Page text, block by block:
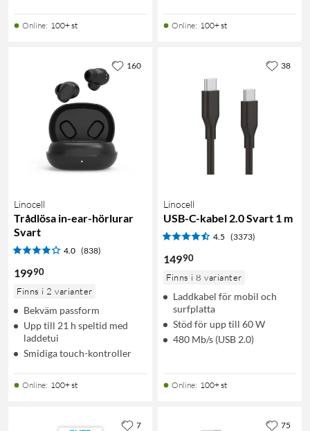
Online: 100+ st Online: 100+ st
Linocell
Trådlösa in-ear-hörlurar
Svart
4.0 (838)
19990
Finns i 2 varianter
Bekväm passform
Upp till 21 h speltid med
laddetui
Smidiga touch-kontroller
Online: 100+ st
160
Linocell
USB-C-kabel 2.0 Svart 1 m
4.5 (3373)
14990
Finns i 8 varianter
Laddkabel för mobil och
surfplatta
Stöd för upp till 60 W
480 Mb/s (USB 2.0)
Online: 100+ st
38
7 75